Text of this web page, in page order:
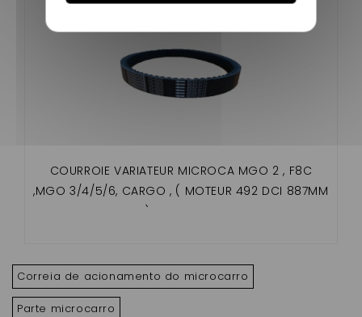
COURROIE VARIATEUR MICROCA MGO 2 , F8C
,MGO 3/4/5/6, CARGO , ( MOTEUR 492 DCI 887MM
) ADAPTABLE
Correia de acionamento do microcarro
Parte microcarro